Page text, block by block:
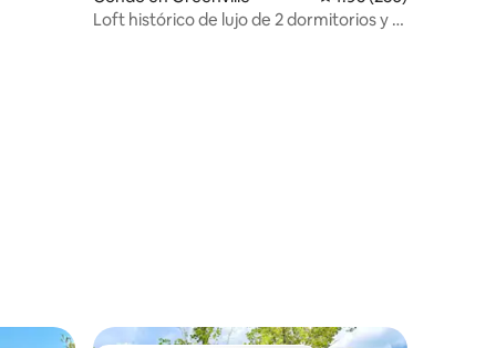
Loft histórico de lujo de 2 dormitorios y 2